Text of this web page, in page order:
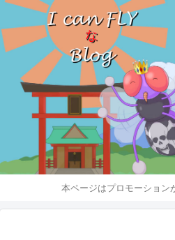
本ページはプロモーション